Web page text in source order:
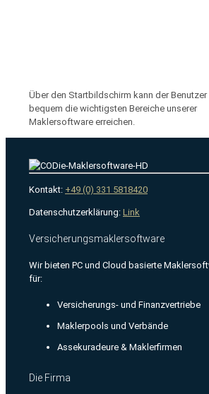
Über den Startbildschirm kann der Benutzer
bequem die wichtigsten Bereiche unserer
Maklersoftware erreichen.
Kontakt: +49 (0) 331 5818420
Datenschutzerklärung: Link
Versicherungsmaklersoftware
Wir bieten PC und Cloud basierte
für:
Versicherungs- und Finanzvertriebe
Maklerpools und Verbände
Assekuradeure & Maklerfirmen
Die Firma